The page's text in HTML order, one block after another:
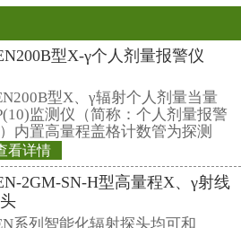
防护功能有可能不
出现既小巧，防护
最好不要把手机
生育
《泰晤士报》报